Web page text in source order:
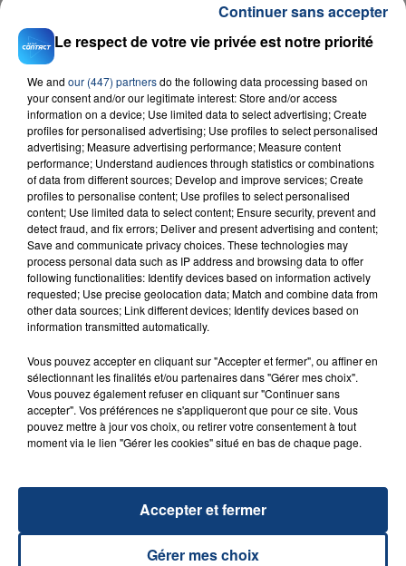
23 juillet 2026
INCENDIE MORTEL À LENS : UNE FEMME ET
SON BÉBÉ ENTRE LA VIE ET LA...
Un homme s'est immolé par le feu après avoir
aspergé sa compagne et leur bébé de trois mois
d'un liquide inflammable.
20 juillet 2026
UNE ADOLESCENTE DEVANT SE FAIRE
OPÉRER DE LA CHEVILLE RESSORT DE LA...
La famille a porté plainte contre la clinique qui a
reconnu sa responsabilité et présenté ses
excuses.
TITRES DIFFUSÉS
8h16
8h16 8h10
8h10
Le respect de votre vie privée est notre priorité
We and our (447) partnersdo the following data processing based on
your consent and/or our legitimate interest: Store and/or access
information on a device; Use limited data to select advertising; Create
profiles for personalised advertising; Use profiles to select personalised
advertising; Measure advertising performance; Measure content
performance; Understand audiences through statistics or combinations
of data from different sources; Develop and improve services; Create
profiles to personalise content; Use profiles to select personalised
content; Use limited data to select content; Ensure security, prevent and
detect fraud, and fix errors; Deliver and present advertising and content;
Save and communicate privacy choices. These technologies may
process personal data such as IP address and browsing data to offer
following functionalities: Identify devices based on information actively
requested; Use precise geolocation data; Match and combine data from
other data sources; Link different devices; Identify devices based on
information transmitted automatically.
Vous pouvez accepter en cliquant sur "Accepter et fermer", ou affiner en
sélectionnant les finalités et/ou partenaires dans "Gérer mes choix".
Vous pouvez également refuser en cliquant sur "Continuer sans
accepter". Vos préférences ne s'appliqueront que pour ce site. Vous
pouvez mettre à jour vos choix, ou retirer votre consentement à tout
moment via le lien "Gérer les cookies" situé en bas de chaque page.
Gérer mes choix
Accepter et fermer
Continuer sans accepter